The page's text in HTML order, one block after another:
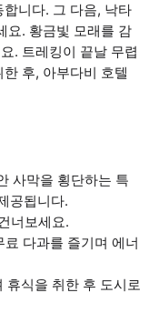
니다. 그 다음, 낙타
요. 황금빛 모래를 감
. 트레킹이 끝날 무렵
후, 아부다비 호텔
사막을 횡단하는 특
공됩니다.
너보세요.
다과를 즐기며 에너
휴식을 취한 후 도시로